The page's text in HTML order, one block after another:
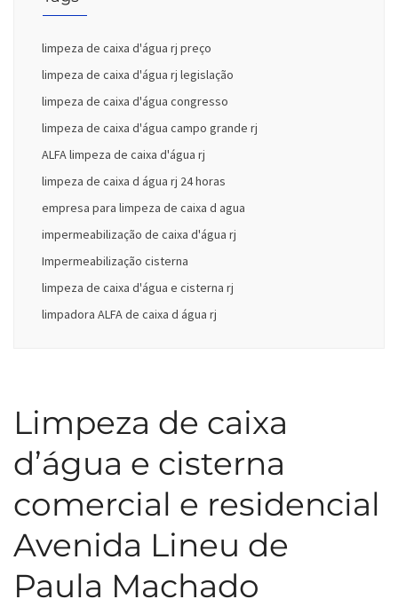
limpeza de caixa d'água rj preço
limpeza de caixa d'água rj legislação
limpeza de caixa d'água congresso
limpeza de caixa d'água campo grande rj
ALFA limpeza de caixa d'água rj
limpeza de caixa d água rj 24 horas
empresa para limpeza de caixa d agua
impermeabilização de caixa d'água rj
Impermeabilização cisterna
limpeza de caixa d'água e cisterna rj
limpadora ALFA de caixa d água rj
Limpeza de caixa
d’água e cisterna
comercial e residencial
Avenida Lineu de
Paula Machado